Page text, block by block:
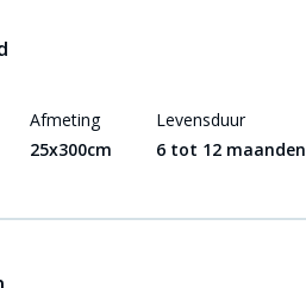
Afmeting
25x300cm
Levensduur
6 tot 12 maanden